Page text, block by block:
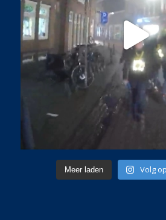
Meer laden Volg